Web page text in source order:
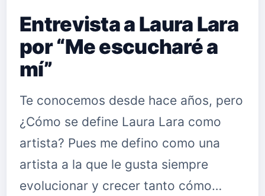
Entrevista a Laura Lara
por “Me escucharé a
mí”
Te conocemos desde hace años, pero
¿Cómo se define Laura Lara como
artista? Pues me defino como una
artista a la que le gusta siempre
evolucionar y crecer tanto cómo